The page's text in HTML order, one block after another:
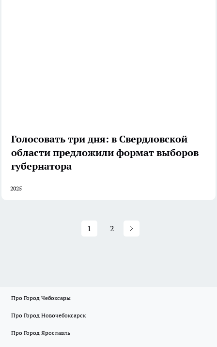
Голосовать три дня: в Свердловской
области предложили формат выборов
губернатора
2025
1 2
Про Город Чебоксары
Про Город Новочебоксарск
Про Город Ярославль